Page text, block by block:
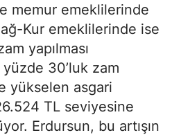
memur emeklilerinde
Kur emeklilerinde ise
yapılması
30’luk zam
yükselen asgari
TL seviyesine
Erdursun, bu artışın